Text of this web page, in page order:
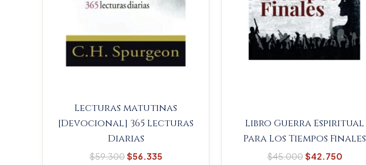
Lecturas matutinas
[Devocional] 365 Lecturas
Diarias
$59.300$56.335
Libro Guerra Espiritual
Para Los Tiempos Finales
$45.000$42.750